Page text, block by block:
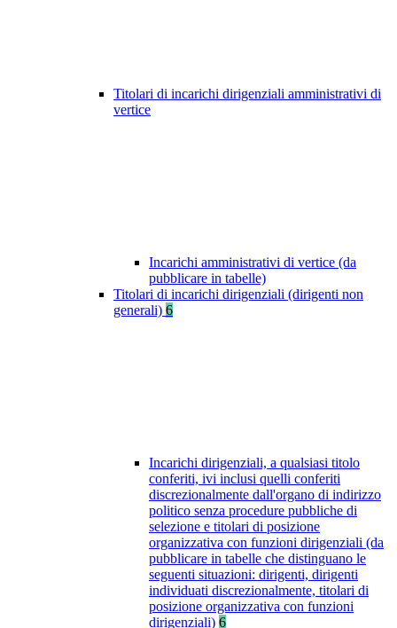
Titolari di incarichi dirigenziali amministrativi di
vertice
Incarichi amministrativi di vertice (da
pubblicare in tabelle)
Titolari di incarichi dirigenziali (dirigenti non
generali) 6
Incarichi dirigenziali, a qualsiasi titolo
conferiti, ivi inclusi quelli conferiti
discrezionalmente dall'organo di indirizzo
politico senza procedure pubbliche di
selezione e titolari di posizione
organizzativa con funzioni dirigenziali (da
pubblicare in tabelle che distinguano le
seguenti situazioni: dirigenti, dirigenti
individuati discrezionalmente, titolari di
posizione organizzativa con funzioni
dirigenziali) 6